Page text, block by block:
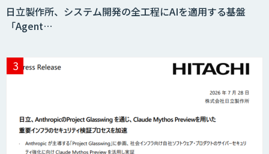
日立製作所、システム開発の全工程にAIを適用する基盤
「Agent…